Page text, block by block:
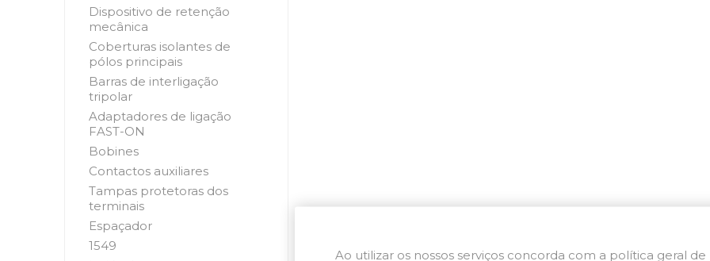
Dispositivo de retenção
mecânica
Coberturas isolantes de
pólos principais
Barras de interligação
tripolar
Adaptadores de ligação
FAST-ON
Bobines
Contactos auxiliares
Tampas protetoras dos
terminais
Espaçador
1549
Ao utilizar os nossos serviços concorda com a política geral de